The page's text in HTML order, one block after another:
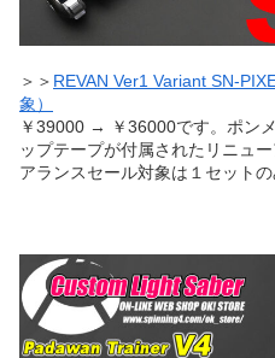
＞＞ REVAN Ver1 Variant SN-
象）
￥39000 → ￥36000です。ポン
ップテープが付属されたリニュ
アランスセール対象は１セットの